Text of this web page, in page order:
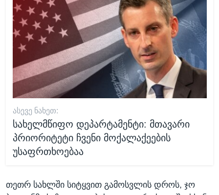
ᲐᲡᲔᲕᲔ ᲜᲐᲮᲔᲗ:
სახელმწიფო დეპარტამენტი: მთავარი
პრიორიტეტი ჩვენი მოქალაქეების
უსაფრთხოებაა
თეთრ სახლში სიტყვით გამოსვლის დროს, ჯო